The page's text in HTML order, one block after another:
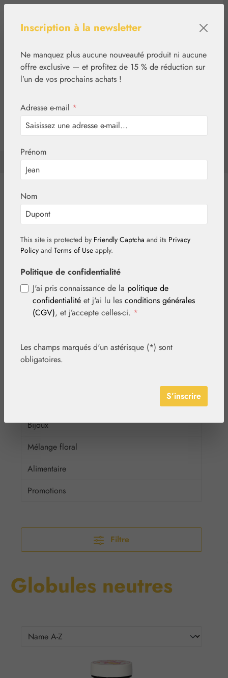
tcinn-a11y-toolbar.show
Essences florales
Aromathérapie
Végétal
Cosmétique
Basiques
Globules neutres
Matières premières
Bijoux
Mélange floral
Alimentaire
Promotions
Filtre
Globules neutres
Inscription à la newsletter
Ne manquez plus aucune nouveauté produit ni aucune
offre exclusive — et profitez de 15 % de réduction sur
l’un de vos prochains achats !
Adresse e-mail *
Prénom
Nom
This site is protected by Friendly Captcha and its Privacy
Policy and Terms of Use apply.
Politique de confidentialité
J'ai pris connaissance de la politique de
confidentialité et j'ai lu les conditions générales
(CGV), et j’accepte celles-ci. *
Les champs marqués d'un astérisque (*) sont
obligatoires.
S’inscrire